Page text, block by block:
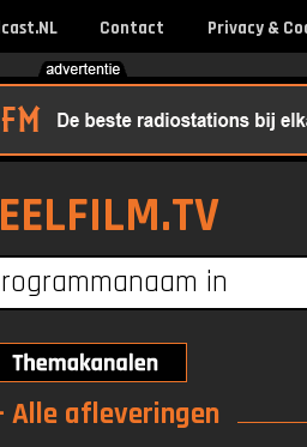
Contact Privacy &
Alle afleveringen